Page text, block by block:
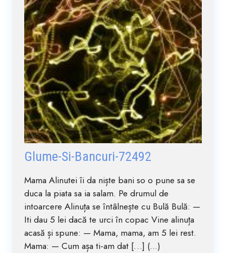
Glume-Si-Bancuri-72492
Mama Alinutei îi da niște bani so o pune sa se
duca la piata sa ia salam. Pe drumul de
intoarcere Alinuța se întâlnește cu Bulă Bulă: —
Iti dau 5 lei dacă te urci în copac Vine alinuța
acasă și spune: — Mama, mama, am 5 lei rest.
Mama: — Cum așa ti-am dat […] (...)